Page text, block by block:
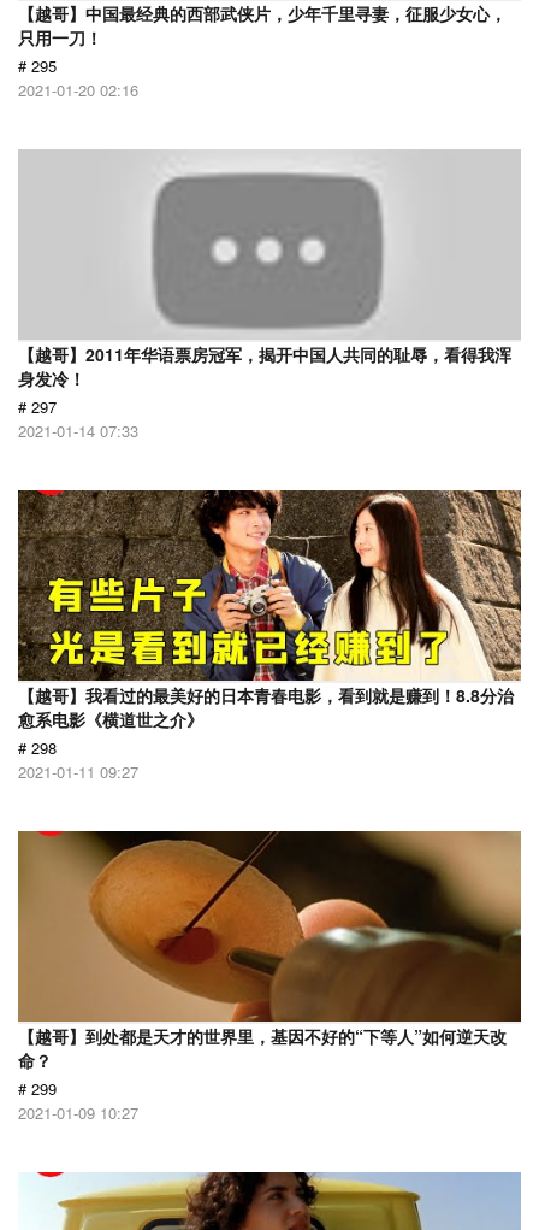
【越哥】中国最经典的西部武侠片，少年千里寻妻，征服少女心，
只用一刀！
# 295
2021-01-20 02:16
【越哥】2011年华语票房冠军，揭开中国人共同的耻辱，看得我浑
身发冷！
# 297
2021-01-14 07:33
【越哥】我看过的最美好的日本青春电影，看到就是赚到！8.8分治
愈系电影《横道世之介》
# 298
2021-01-11 09:27
【越哥】到处都是天才的世界里，基因不好的“下等人”如何逆天改
命？
# 299
2021-01-09 10:27